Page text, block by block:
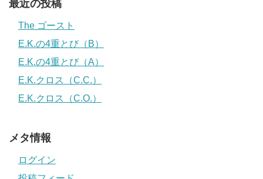
最近の投稿
The ゴースト
E.K.の4重とび（B）
E.K.の4重とび（A）
E.K.クロス（C.C.）
E.K.クロス（C.O.）
メタ情報
ログイン